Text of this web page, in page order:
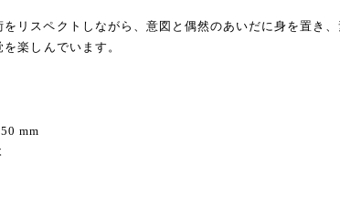
をリスペクトしながら、意図と偶然のあいだに身を置き、
楽しんでいます。
mm